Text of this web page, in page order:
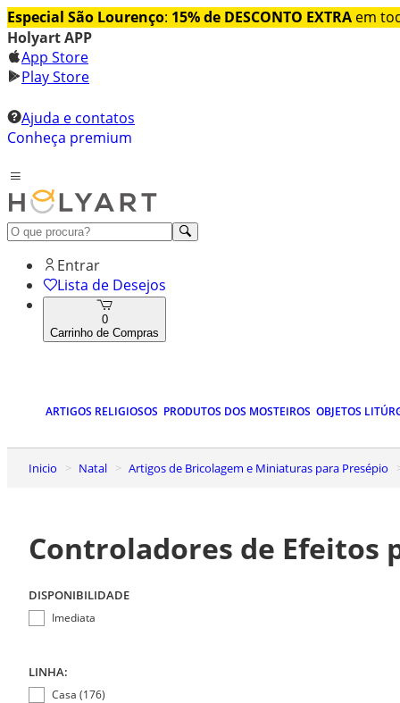
Especial São Lourenço: 15% de DESCONTO EXTRA em
Holyart APP
App Store
Play Store
Ajuda e contatos
Conheça premium
Entrar
Lista de Desejos
0
Carrinho de Compras
ARTIGOS RELIGIOSOS PRODUTOS DOS MOSTEIROS OBJETOS
Inicio Natal Artigos de Bricolagem e Miniaturas para Presépio
Controladores de Efeitos
DISPONIBILIDADE
Imediata
LINHA:
Casa (176)